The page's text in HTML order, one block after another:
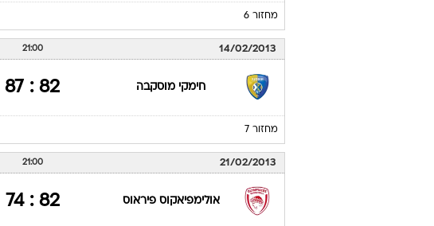
מחזור 6
14/02/2013
21:00
חימקי מוסקבה 82 : 87
מחזור 7
21/02/2013
21:00
אולימפיאקוס פיראוס 82 : 74